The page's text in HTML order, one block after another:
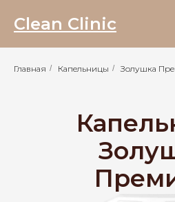
Clean Clinic
Главная / Капельницы / Золушка